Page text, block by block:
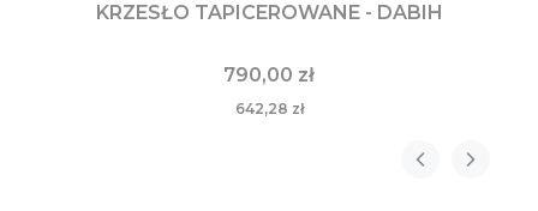
KRZESŁO TAPICEROWANE - DABIH
790,00 zł
642,28 zł